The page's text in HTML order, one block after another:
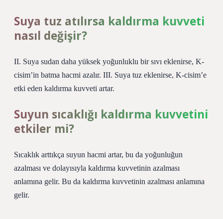
Suya tuz atılırsa kaldırma kuvveti
nasıl değişir?
II. Suya sudan daha yüksek yoğunluklu bir sıvı eklenirse, K-
cisim’in batma hacmi azalır. III. Suya tuz eklenirse, K-cisim’e
etki eden kaldırma kuvveti artar.
Suyun sıcaklığı kaldırma kuvvetini
etkiler mi?
Sıcaklık arttıkça suyun hacmi artar, bu da yoğunluğun
azalması ve dolayısıyla kaldırma kuvvetinin azalması
anlamına gelir. Bu da kaldırma kuvvetinin azalması anlamına
gelir.